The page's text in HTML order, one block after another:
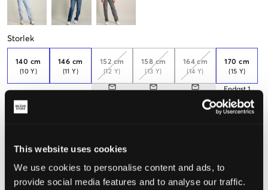
This website uses cookies
We use cookies to personalise content and ads, to
provide social media features and to analyse our traffic.
Storlek
140 cm
(10 Y)
146 cm
(11 Y)
152 cm
(12 Y)
158 cm
(13 Y)
164 cm
(14 Y)
170 cm
(15 Y)
Endast 1
176 cm
kvar
Upplevd storlek